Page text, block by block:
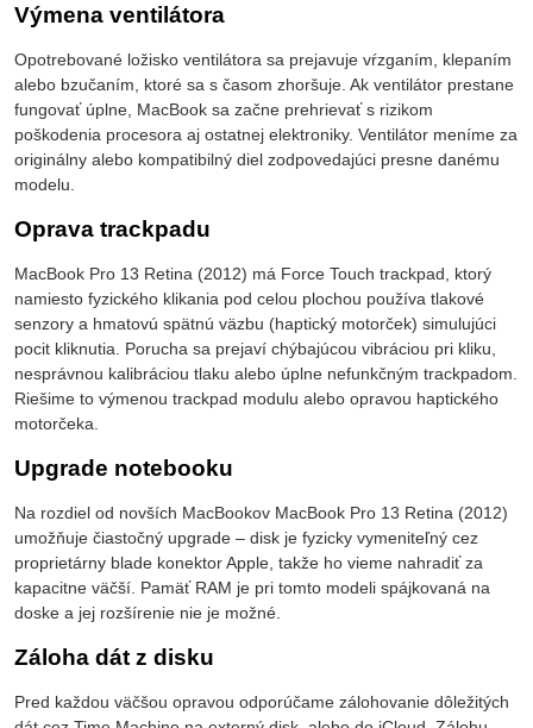
Výmena ventilátora
Opotrebované ložisko ventilátora sa prejavuje vŕzganím, klepaním
alebo bzučaním, ktoré sa s časom zhoršuje. Ak ventilátor prestane
fungovať úplne, MacBook sa začne prehrievať s rizikom
poškodenia procesora aj ostatnej elektroniky. Ventilátor meníme za
originálny alebo kompatibilný diel zodpovedajúci presne danému
modelu.
Oprava trackpadu
MacBook Pro 13 Retina (2012) má Force Touch trackpad, ktorý
namiesto fyzického klikania pod celou plochou používa tlakové
senzory a hmatovú spätnú väzbu (haptický motorček) simulujúci
pocit kliknutia. Porucha sa prejaví chýbajúcou vibráciou pri kliku,
nesprávnou kalibráciou tlaku alebo úplne nefunkčným trackpadom.
Riešime to výmenou trackpad modulu alebo opravou haptického
motorčeka.
Upgrade notebooku
Na rozdiel od novších MacBookov MacBook Pro 13 Retina (2012)
umožňuje čiastočný upgrade – disk je fyzicky vymeniteľný cez
proprietárny blade konektor Apple, takže ho vieme nahradiť za
kapacitne väčší. Pamäť RAM je pri tomto modeli spájkovaná na
doske a jej rozšírenie nie je možné.
Záloha dát z disku
Pred každou väčšou opravou odporúčame zálohovanie dôležitých